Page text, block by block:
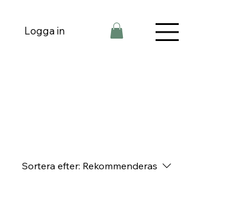
Logga in
Sortera efter: Rekommenderas